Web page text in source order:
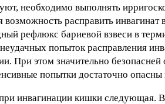
необходимо выполнять
возможность расправить
рефлюкс бариевой взвеси в
попыток расправления
При этом значительно
попытки достаточно
инвагинации кишки следующая.